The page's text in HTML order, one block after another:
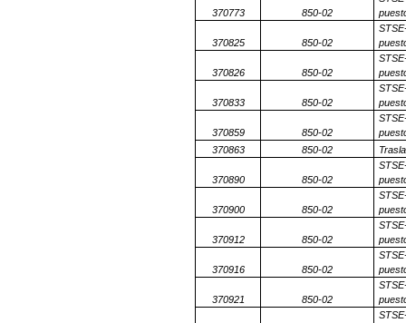
370773 850-02
370825 850-02
370826 850-02
370833 850-02
370859 850-02
370863
850-02
370890 850-02
370900 850-02
370912 850-02
370916 850-02
370921 850-02